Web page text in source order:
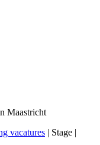
Maastricht
vacatures | Stage |